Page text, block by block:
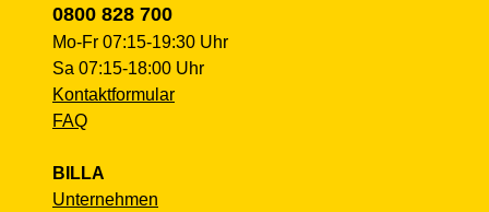
0800 828 700
Mo-Fr 07:15-19:30 Uhr
Sa 07:15-18:00 Uhr
Kontaktformular
FAQ
BILLA
Unternehmen